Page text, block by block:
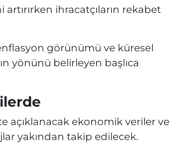
ihracatçıların rekabet
görünümü ve küresel
yönünü belirleyen başlıca
açıklanacak ekonomik veriler ve
yakından takip edilecek.